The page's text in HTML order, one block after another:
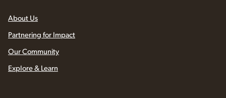
About Us
Partnering for Impact
Our Community
Explore & Learn